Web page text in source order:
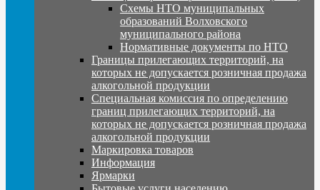
Схемы НТО муниципальных
образований Волховского
муниципального района
Нормативные документы по НТО
Границы прилегающих территорий, на
которых не допускается розничная продажа
алкогольной продукции
Специальная комиссия по определению
границ прилегающих территорий, на
которых не допускается розничная продажа
алкогольной продукции
Маркировка товаров
Информация
Ярмарки